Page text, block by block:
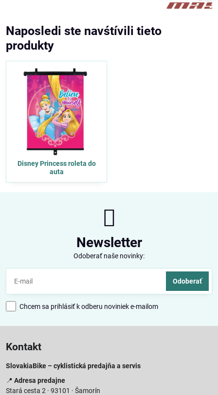
Naposledi ste navśtívili tieto
produkty
Disney Princess roleta do
auta
Newsletter
Odoberať naše novinky:
Odoberať
Chcem sa prihlásiť k odberu noviniek e-mailom
Kontakt
SlovakiaBike – cyklistická predajňa a servis
📍 Adresa predajne
Stará cesta 2 · 93101 · Šamorín